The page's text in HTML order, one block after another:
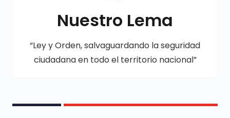
Nuestro Lema
“Ley y Orden, salvaguardando la seguridad
ciudadana en todo el territorio nacional”